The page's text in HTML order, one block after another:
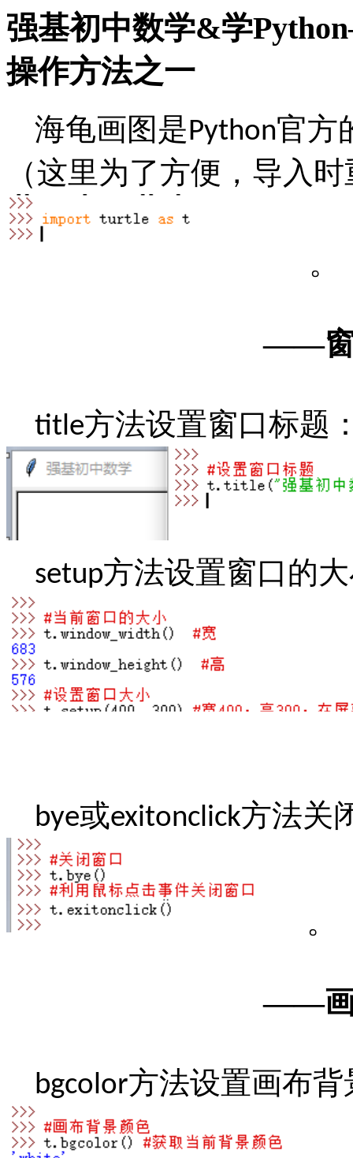
强基初中数学&学
操作方法之一
海龟画图是Python官方
（这里为了方便，导入
。
——
title方法设置窗口标题
setup方法设置窗口的
bye或exitonclick方法关
。
——
bgcolor方法设置画布背